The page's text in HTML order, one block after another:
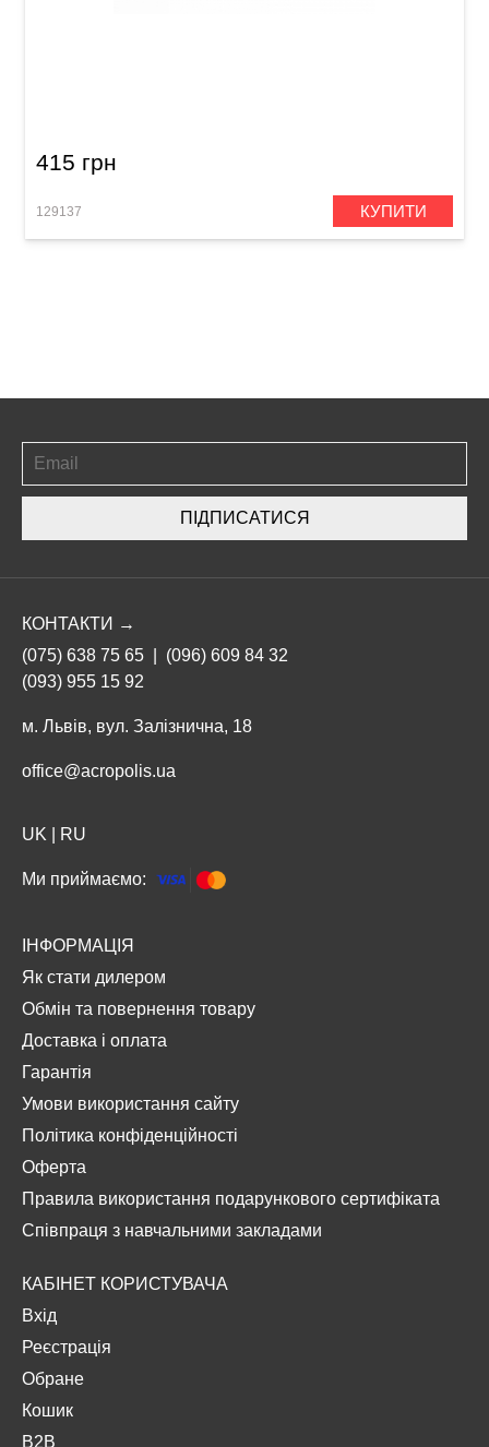
415 грн
129137 КУПИТИ
ПІДПИСАТИСЯ
КОНТАКТИ →
(075) 638 75 65
(096) 609 84 32
(093) 955 15 92
м. Львів, вул. Залізнична, 18
office@acropolis.ua
UK RU
Ми приймаємо:
ІНФОРМАЦІЯ
Як стати дилером
Обмін та повернення товару
Доставка і оплата
Гарантія
Умови використання сайту
Політика конфіденційності
Оферта
Правила використання подарункового сертифіката
Співпраця з навчальними закладами
КАБІНЕТ КОРИСТУВАЧА
Вхід
Реєстрація
Обране
Кошик
B2B